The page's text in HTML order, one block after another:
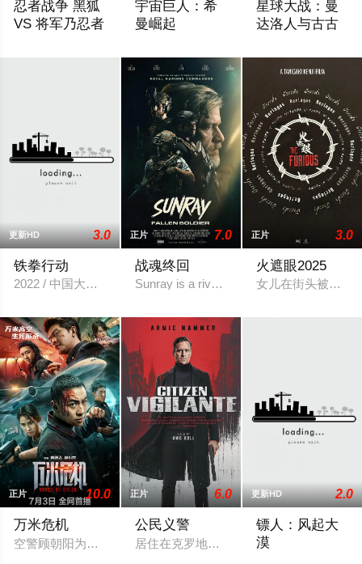
忍者战争 黑狐
VS 将军乃忍者
宇宙巨人：希
曼崛起
星球大战：曼
达洛人与古古
更新HD 3.0
铁拳行动
2022 / 中国大陆 / 赵尔玲,马东延,秦楚明,梅铃,张伟东,颜嫣
正片 7.0
战魂终回
Sunray is a riveting revenge story that
正片 3.0
火遮眼2025
女儿在街头被拐走
正片 10.0
万米危机
空警顾朝阳为挽回女友董璐，临时登上飞往乌莱亚的国际航班
正片 6.0
公民义警
居住在克罗地亚萨格勒布的美国富商桑德
更新HD 2.0
镖人：风起大
漠